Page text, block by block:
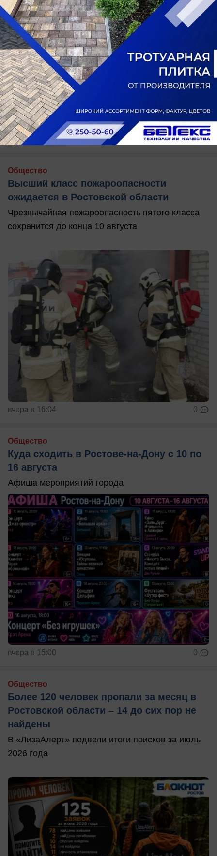
вчера в 17:00 0
Общество
Высший класс пожароопасности
ожидается в Ростовской области
Чрезвычайная пожароопасность пятого класса
сохранится до конца 10 августа
вчера в 16:04 0
Общество
Куда сходить в Ростове-на-Дону с 10 по
16 августа
Афиша мероприятий города
вчера в 15:00 0
Общество
Более 120 человек пропали за месяц в
Ростовской области – 14 до сих пор не
найдены
В «ЛизаАлерт» подвели итоги поисков за июль
2026 года